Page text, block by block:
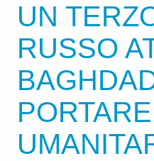
UN
RUSSO